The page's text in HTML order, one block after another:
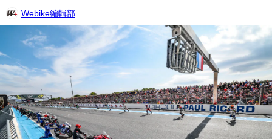
Webike編輯部